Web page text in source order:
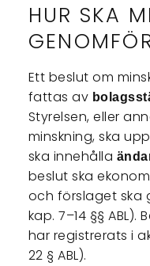
HUR SKA
Ett beslut om
fattas av
Styrelsen, eller
minskning, ska
ska innehålla
beslut ska
och förslaget ska
kap. 7–14 §§
har registrerats i
22 § ABL).